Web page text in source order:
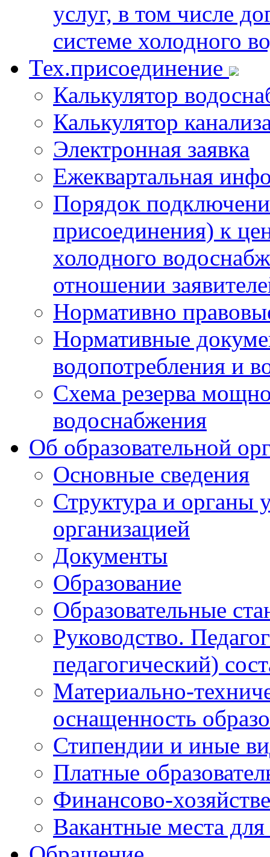
услуг, в том числе
системе холодного
Тех.присоединение
Калькулятор
Калькулятор
Электронная заявка
Ежеквартальная
Порядок
присоединения) к
холодного
отношении
Нормативно
Нормативные
водопотребления и
Схема резерва
водоснабжения
Об образовательной
Основные сведения
Структура и органы
организацией
Документы
Образование
Образовательные
Руководство.
педагогический)
Материально-
оснащенность
Стипендии и иные
Платные
Финансово-
Вакантные места